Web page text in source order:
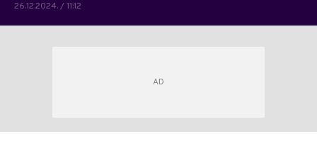
26.12.2024. / 11:12